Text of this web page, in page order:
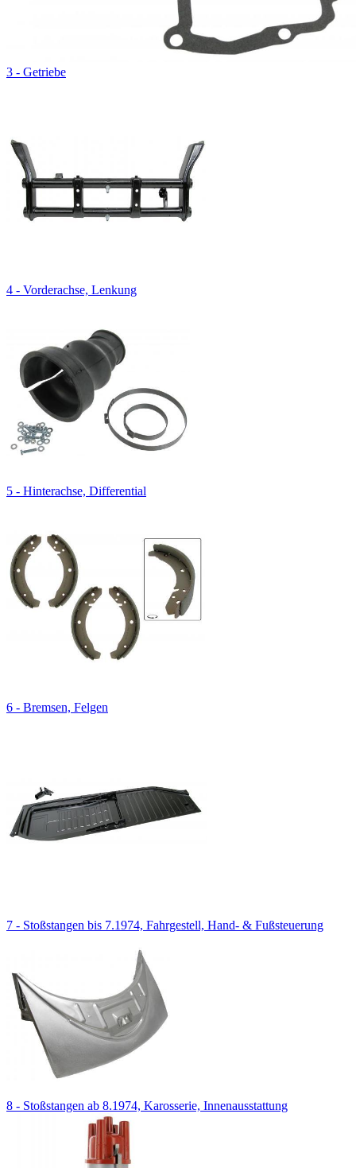
3 - Getriebe
4 - Vorderachse, Lenkung
5 - Hinterachse, Differential
6 - Bremsen, Felgen
7 - Stoßstangen bis 7.1974, Fahrgestell, Hand- & Fußsteuerung
8 - Stoßstangen ab 8.1974, Karosserie, Innenausstattung